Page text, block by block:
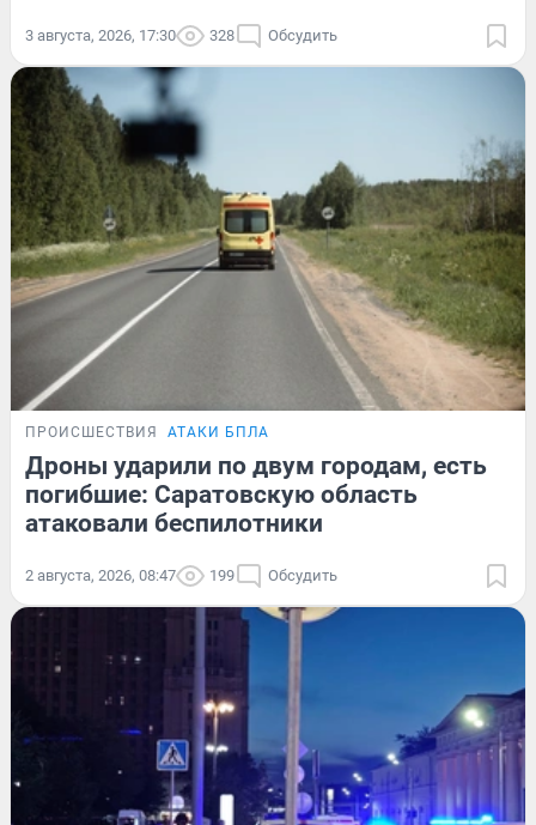
3 августа, 2026, 17:30 328 Обсудить
ПРОИСШЕСТВИЯ АТАКИ БПЛА
Дроны ударили по двум городам, есть
погибшие: Саратовскую область
атаковали беспилотники
2 августа, 2026, 08:47 199 Обсудить